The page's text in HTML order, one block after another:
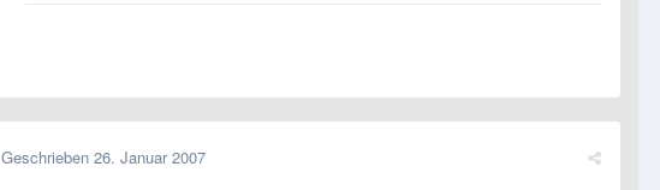
Geschrieben 26. Januar 2007